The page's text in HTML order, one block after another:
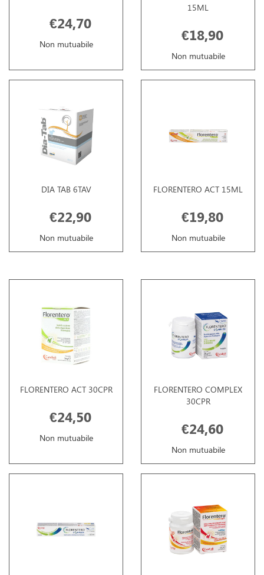
€24,70
Non mutuabile
15ML
€18,90
Non mutuabile
DIA TAB 6TAV
€22,90
Non mutuabile
FLORENTERO ACT 15ML
€19,80
Non mutuabile
FLORENTERO ACT 30CPR
€24,50
Non mutuabile
FLORENTERO COMPLEX
30CPR
€24,60
Non mutuabile